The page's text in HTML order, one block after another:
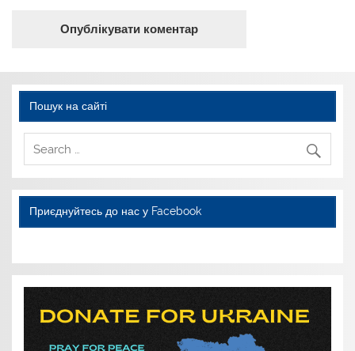
Пошук на сайті
Приєднуйтесь до нас у Facebook
WordPress YouTube